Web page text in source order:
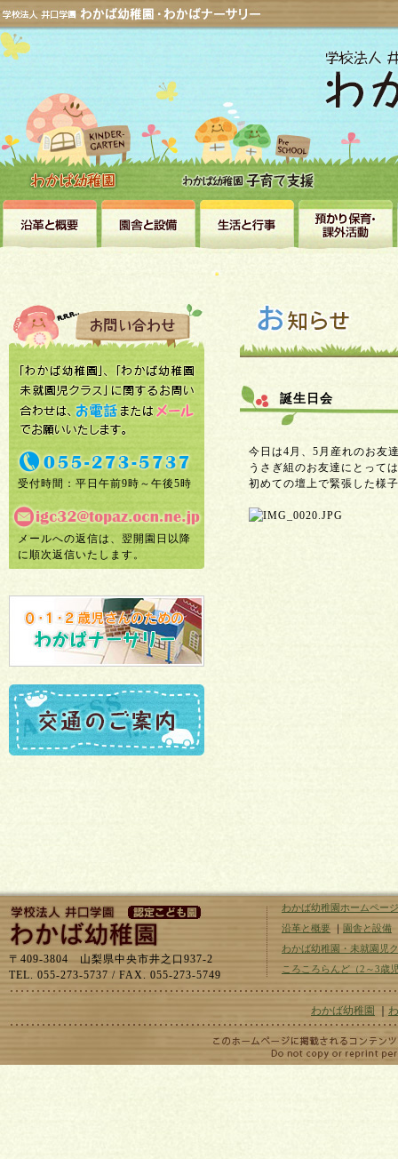
受付時間：平日午前9時～午後5時
メールへの返信は、翌開園日以降
に順次返信いたします。
誕生日会
今日は4月、5月産れのお友
うさぎ組のお友達にとって
初めての壇上で緊張した様
〒409-3804 山梨県中央市井之口937-2
TEL. 055-273-5737 / FAX. 055-273-5749
わかば幼稚園ホームペー
沿革と概要 ｜ 園舎と設備
わかば幼稚園・未就園児
ころころらんど（2～3歳
わかば幼稚園